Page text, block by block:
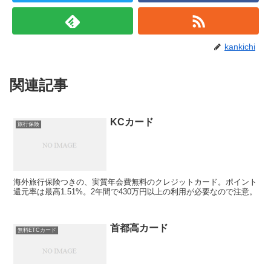
kankichi
関連記事
旅行保険 KCカード
海外旅行保険つきの、実質年会費無料のクレジットカード。ポイント
還元率は最高1.51%。2年間で430万円以上の利用が必要なので注意。
無料ETCカード 首都高カード